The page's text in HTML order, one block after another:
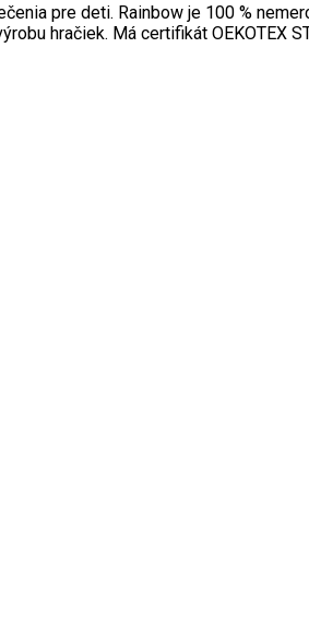
pre deti. Rainbow je 100 %
hračiek. Má certifikát OEKOTEX